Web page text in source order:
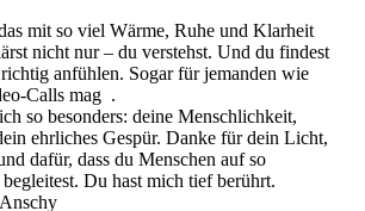
mit so viel Wärme, Ruhe und Klarheit
nicht nur – du verstehst. Und du findest
anfühlen. Sogar für jemanden wie
Calls mag .
so besonders: deine Menschlichkeit,
ehrliches Gespür. Danke für dein Licht,
dafür, dass du Menschen auf so
Du hast mich tief berührt.